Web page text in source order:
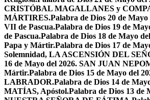
CRISTÓBAL MAGALLANES y
MÁRTIRES.Palabra de Dios 20 de
VII de Pascua.Palabra de Dios 19 de
de Pascua.Palabra de Dios 18 de Mayo
Papa y Mártir.Palabra de Dios 17 de
Solemnidad, LA ASCENSIÓN DEL
16 de Mayo del 2026. SAN JUAN
Mártir.Palabra de Dios 15 de Mayo del
LABRADOR.Palabra de Dios 14 de
MATÍAS, Apóstol.Palabra de Dios 13 de